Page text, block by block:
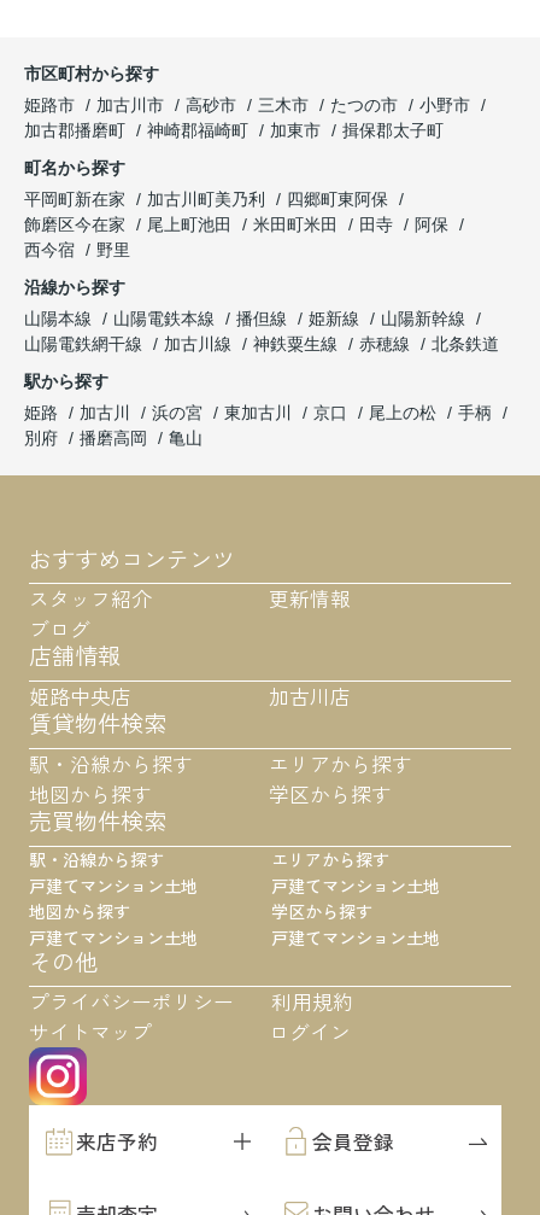
市区町村から探す
姫路市
加古川市 高砂市 三木市 たつの市
小野市
加古郡播磨町
神崎郡福崎町 加東市
揖保郡太子町
町名から探す
平岡町新在家
加古川町美乃利
四郷町東阿保
飾磨区今在家
尾上町池田 米田町米田 田寺
阿保
西今宿
野里
沿線から探す
山陽本線
山陽電鉄本線 播但線 姫新線
山陽新幹線
山陽電鉄網干線
加古川線 神鉄粟生線 赤穂線
北条鉄道
駅から探す
姫路
加古川 浜の宮 東加古川 京口 尾上の松
手柄
別府
播磨高岡 亀山
おすすめコンテンツ
スタッフ紹介
更新情報
ブログ
店舗情報
姫路中央店 加古川店
賃貸物件検索
駅・沿線から探す
エリアから探す
地図から探す
学区から探す
売買物件検索
駅・沿線から探す
戸建てマンション土地
地図から探す
戸建てマンション土地
エリアから探す
戸建てマンション土地
学区から探す
戸建てマンション土地
その他
プライバシーポリシー
利用規約
サイトマップ
ログイン
来店予約 会員登録